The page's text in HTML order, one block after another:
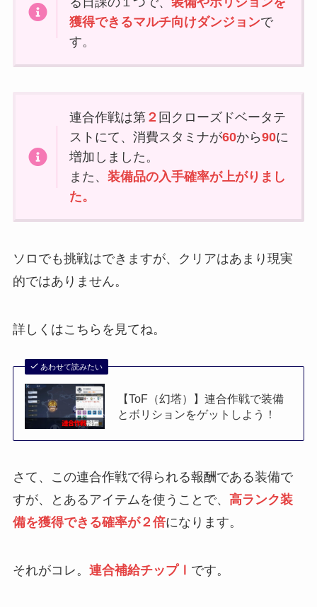
獲得できるマルチ向けダンジョンで
す。
連合作戦は第 ２ 回クローズドベータテ
ストにて、消費スタミナが60から90に
増加しました。
また、装備品の入手確率が上がりまし
た。
ソロでも挑戦はできますが、クリアはあまり現実
的ではありません。
詳しくはこちらを見てね。
あわせて読みたい
【ToF（幻塔）】連合作戦で装備
とボリションをゲットしよう！
さて、この連合作戦で得られる報酬である装備で
すが、とあるアイテムを使うことで、 高ランク装
備を獲得できる確率が２倍になります。
それがコレ。 連合補給チップⅠ です。